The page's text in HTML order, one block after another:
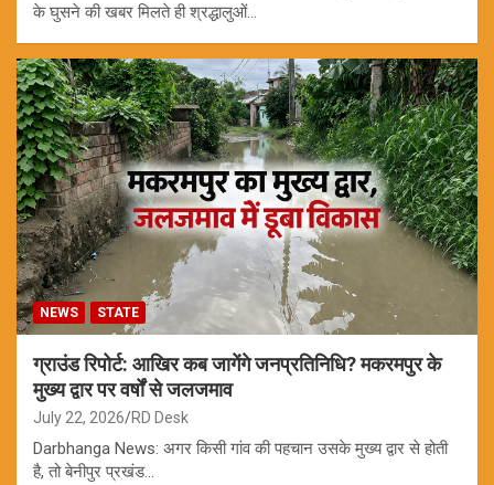
के घुसने की खबर मिलते ही श्रद्धालुओं…
NEWS STATE
ग्राउंड रिपोर्ट: आखिर कब जागेंगे जनप्रतिनिधि? मकरमपुर के
मुख्य द्वार पर वर्षों से जलजमाव
July 22, 2026 RD Desk
Darbhanga News: अगर किसी गांव की पहचान उसके मुख्य द्वार से होती
है, तो बेनीपुर प्रखंड…